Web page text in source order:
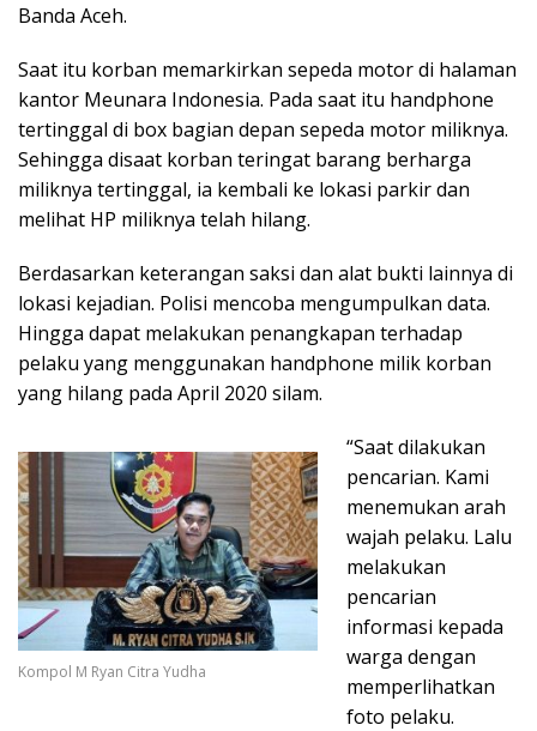
Banda Aceh.
Saat itu korban memarkirkan sepeda motor di halaman
kantor Meunara Indonesia. Pada saat itu handphone
tertinggal di box bagian depan sepeda motor miliknya.
Sehingga disaat korban teringat barang berharga
miliknya tertinggal, ia kembali ke lokasi parkir dan
melihat HP miliknya telah hilang.
Berdasarkan keterangan saksi dan alat bukti lainnya di
lokasi kejadian. Polisi mencoba mengumpulkan data.
Hingga dapat melakukan penangkapan terhadap
pelaku yang menggunakan handphone milik korban
yang hilang pada April 2020 silam.
Kompol M Ryan Citra Yudha
“Saat dilakukan
pencarian. Kami
menemukan arah
wajah pelaku. Lalu
melakukan
pencarian
informasi kepada
warga dengan
memperlihatkan
foto pelaku.